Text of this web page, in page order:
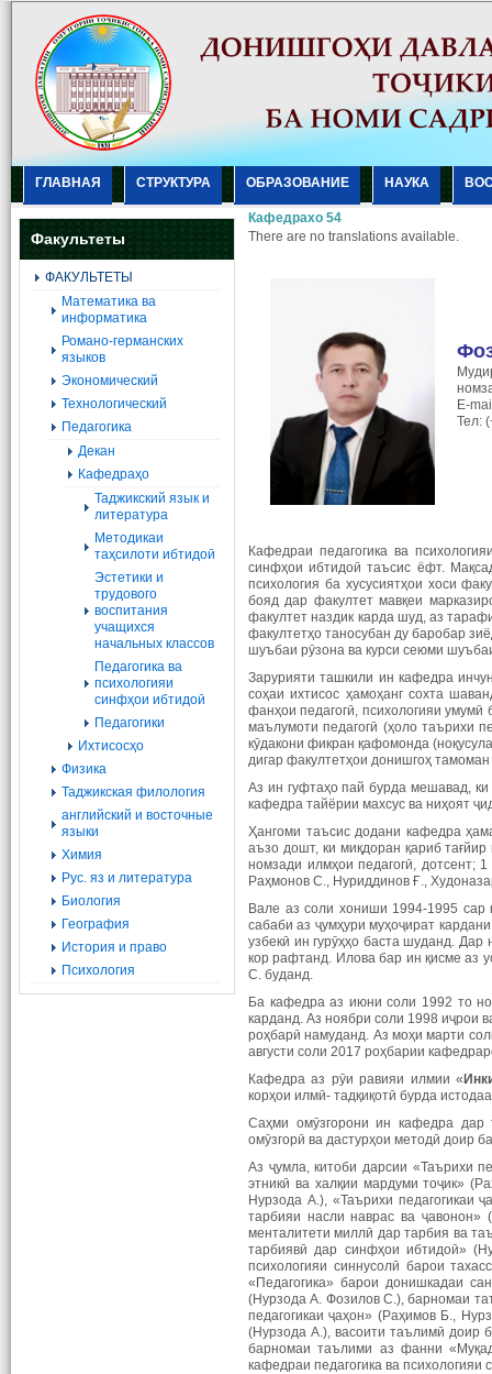
ГЛАВНАЯ СТРУКТУРА ОБРАЗОВАНИЕ НАУКА
Факультеты
ФАКУЛЬТЕТЫ
Mатематика ва
информатика
Романо-германских
языков
Экономический
Технологический
Педагогика
Декан
Кафедраҳо
Таджикский язык и
литература
Методикаи
таҳсилоти ибтидоӣ
Эстетики и
трудового
воспитания
учащихся
начальных классов
Педагогика ва
психологияи
синфҳои ибтидоӣ
Педагогики
Ихтисосҳо
Физика
Таджикская филология
английский и восточные
языки
Химия
Рус. яз и литература
Биология
География
История и право
Психология
Кафедрахо 54
There are no translations available.
E-
Тел:
Кафедраи педагогика ва
синфҳои ибтидоӣ таъсис ёфт.
психология ба хусусиятҳои хоси
бояд дар факултет мавқеи
факултет наздик карда шуд, аз
факултетҳо таносубан ду баробар
шуъбаи рӯзона ва курси сеюми
Зарурияти ташкили ин кафедра
соҳаи ихтисос ҳамоҳанг сохта
фанҳои педагогӣ, психологияи
маълумоти педагогӣ (ҳоло таърихи
кӯдакони фикран қафомонда
дигар факултетҳои донишгоҳ
Аз ин гуфтаҳо пай бурда мешавад,
кафедра тайёрии махсус ва ниҳоят
Ҳангоми таъсис додани кафедра
аъзо дошт, ки миқдоран қариб
номзади илмҳои педагогӣ, дотсент;
Раҳмонов С., Нуриддинов Ғ.,
Вале аз соли хониши 1994-1995 сар
сабаби аз ҷумҳури муҳоҷират
узбекӣ ин гурӯҳҳо баста шуданд.
кор рафтанд. Илова бар ин қисме аз
С. буданд.
Ба кафедра аз июни соли 1992 то
карданд. Аз ноябри соли 1998 иҷрои
роҳбарӣ намуданд. Аз моҳи марти
августи соли 2017 роҳбарии
Кафедра аз рӯи равияи илмии «
корҳои илмӣ- тадқиқотӣ бурда
Саҳми омӯзгорони ин кафедра дар
омӯзгорӣ ва дастурҳои методӣ доир
Аз ҷумла, китоби дарсии «Таърихи
этникӣ ва халқии мардуми тоҷик»
Нурзода А.), «Таърихи педагогикаи
тарбияи насли наврас ва
менталитети миллӣ дар тарбия ва
тарбиявӣ дар синфҳои ибтидоӣ»
психологияи синнусолӣ барои
«Педагогика» барои донишкадаи
(Нурзода А. Фозилов С.), барномаи
педагогикаи ҷаҳон» (Раҳимов Б.,
(Нурзода А.), васоити таълимӣ доир
барномаи таълими аз фанни
кафедраи педагогика ва